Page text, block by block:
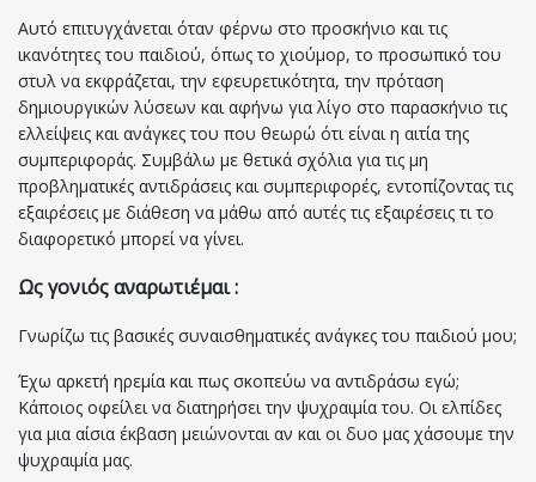
Αυτό επιτυγχάνεται όταν φέρνω στο προσκήνιο και τις
ικανότητες του παιδιού, όπως το χιούμορ, το προσωπικό του
στυλ να εκφράζεται, την εφευρετικότητα, την πρόταση
δημιουργικών λύσεων και αφήνω για λίγο στο παρασκήνιο τις
ελλείψεις και ανάγκες του που θεωρώ ότι είναι η αιτία της
συμπεριφοράς. Συμβάλω με θετικά σχόλια για τις μη
προβληματικές αντιδράσεις και συμπεριφορές, εντοπίζοντας τις
εξαιρέσεις με διάθεση να μάθω από αυτές τις εξαιρέσεις τι το
διαφορετικό μπορεί να γίνει.
Ως γονιός αναρωτιέμαι :
Γνωρίζω τις βασικές συναισθηματικές ανάγκες του παιδιού μου;
Έχω αρκετή ηρεμία και πως σκοπεύω να αντιδράσω εγώ;
Κάποιος οφείλει να διατηρήσει την ψυχραιμία του. Οι ελπίδες
για μια αίσια έκβαση μειώνονται αν και οι δυο μας χάσουμε την
ψυχραιμία μας.